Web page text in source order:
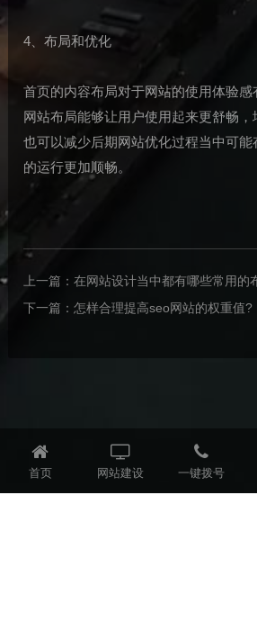
4、布局和优化
首页的内容布局对于网站的使用体验
网站布局能够让用户使用起来更舒畅，
也可以减少后期网站优化过程当中可
的运行更加顺畅。
上一篇：在网站设计当中都有哪些常用的
下一篇：怎样合理提高seo网站的权重值?
首页 网站建设 一键拨号